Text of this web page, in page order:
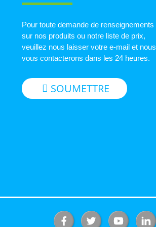
Pour toute demande de renseignements
sur nos produits ou notre liste de prix,
veuillez nous laisser votre e-mail et nous
vous contacterons dans les 24 heures.
SOUMETTRE